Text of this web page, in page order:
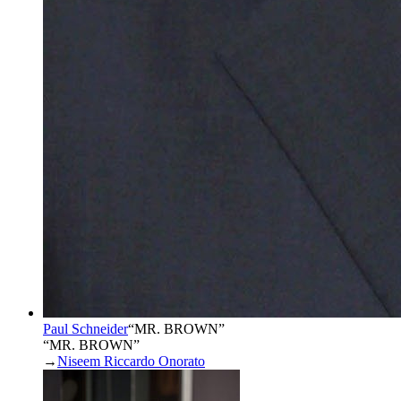
Paul Schneider“MR. BROWN”
“MR. BROWN”
→Niseem Riccardo Onorato